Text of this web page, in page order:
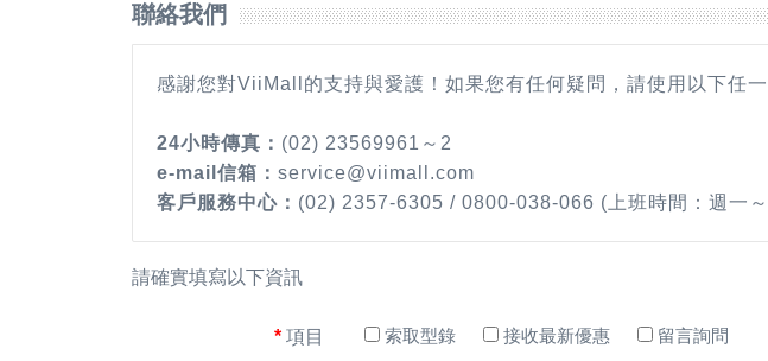
聯絡我們
感謝您對ViiMall的支持與愛護！如果您有任何疑問，請使用以下任
24小時傳真： (02) 23569961～2
e-mail信箱： service@viimall.com
客戶服務中心： (02) 2357-6305 / 0800-038-066 (上班時間：週一
請確實填寫以下資訊
項目 索取型錄 接收最新優惠 留言詢問